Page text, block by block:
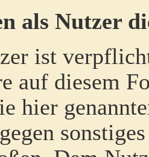
als Nutzer
ist
auf diesem
hier